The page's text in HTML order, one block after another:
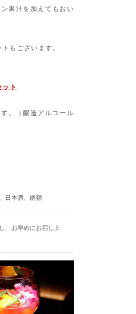
果汁を加えてもおい
もございます。
ット
。（醸造アルコール
日本酒、糖類
、お早めにお召し上